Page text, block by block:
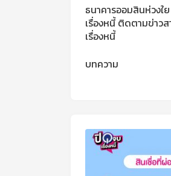
ธนาคารออมสินห่วงใ
เรื่องหนี้ ติดตามข่าว
เรื่องหนี้
บทความ